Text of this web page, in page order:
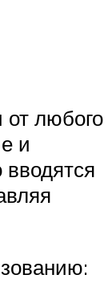
от любого
и